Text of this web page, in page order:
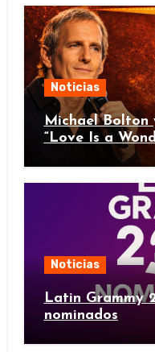
Noticias
Michael Bolton
“Love Is a
Noticias
Latin Grammy
nominados